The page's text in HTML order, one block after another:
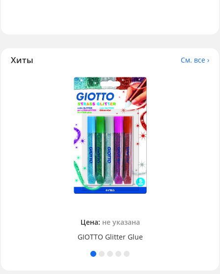
Хиты См. все ›
Цена: не указана
GIOTTO Glitter Glue